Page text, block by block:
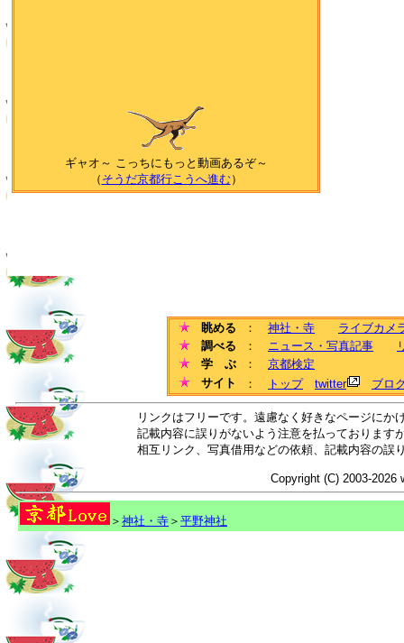
ギャオ～ こっちにもっと動画あるぞ～
（ そうだ京都行こうへ進む）
眺める ： 神社・寺
ライブカメ
調べる
： ニュース・写真記事
学 ぶ
： 京都検定
サイト
： トップ twitter ブロ
リンクはフリーです。遠慮なく好きなページに
記載内容に誤りがないよう注意を払っております
相互リンク、写真借用などの依頼、記載内容の誤
Copyright (C) 2003-2026
＞ 神社・寺 ＞ 平野神社